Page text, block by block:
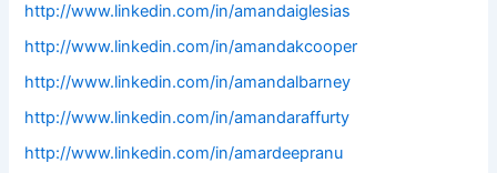
http://www.linkedin.com/in/amandaiglesias
http://www.linkedin.com/in/amandakcooper
http://www.linkedin.com/in/amandalbarney
http://www.linkedin.com/in/amandaraffurty
http://www.linkedin.com/in/amardeepranu